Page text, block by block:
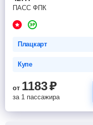
ПАСС ФПК
Плацкарт
Купе
от 1183₽
за 1 пассажира